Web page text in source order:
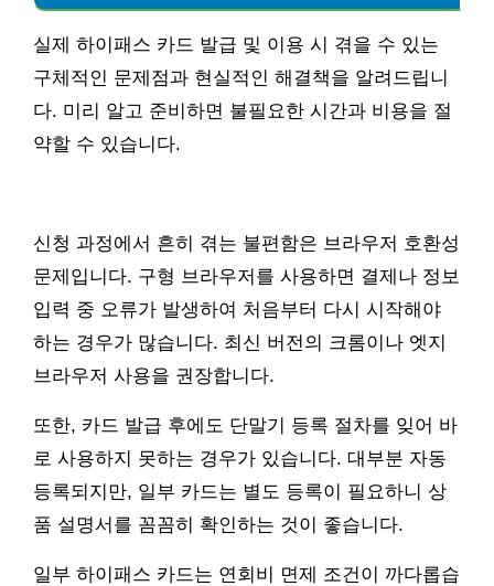
실제 하이패스 카드 발급 및 이용 시 겪을 수 있는
구체적인 문제점과 현실적인 해결책을 알려드립니
다. 미리 알고 준비하면 불필요한 시간과 비용을 절
약할 수 있습니다.
신청 과정에서 흔히 겪는 불편함은 브라우저 호환성
문제입니다. 구형 브라우저를 사용하면 결제나 정보
입력 중 오류가 발생하여 처음부터 다시 시작해야
하는 경우가 많습니다. 최신 버전의 크롬이나 엣지
브라우저 사용을 권장합니다.
또한, 카드 발급 후에도 단말기 등록 절차를 잊어 바
로 사용하지 못하는 경우가 있습니다. 대부분 자동
등록되지만, 일부 카드는 별도 등록이 필요하니 상
품 설명서를 꼼꼼히 확인하는 것이 좋습니다.
일부 하이패스 카드는 연회비 면제 조건이 까다롭습